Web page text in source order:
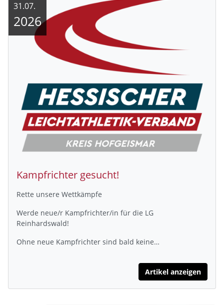
Kampfrichter gesucht!
Rette unsere Wettkämpfe
Werde neue/r Kampfrichter/in für die LG
Reinhardswald!
Ohne neue Kampfrichter sind bald keine…
Artikel anzeigen
31.07.
2026